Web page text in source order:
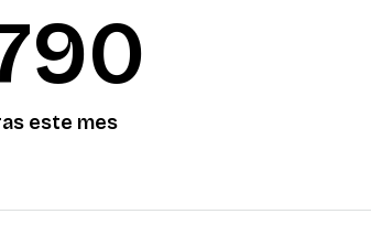
este mes